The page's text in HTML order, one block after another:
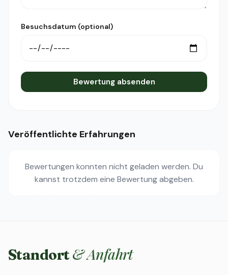
Besuchsdatum (optional)
Bewertung absenden
Veröffentlichte Erfahrungen
Bewertungen konnten nicht geladen werden. Du
kannst trotzdem eine Bewertung abgeben.
Standort & Anfahrt